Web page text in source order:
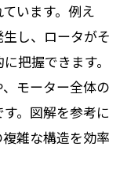
名称の意味
のポイント
の関係性
の役割
原理とは
み出す理由
います。例え
し、ロータがそ
把握できます。
モーター全体の
。図解を参考に
雑な構造を効率